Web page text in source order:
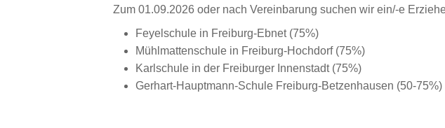
Zum 01.09.2026 oder nach Vereinbarung suchen wir ein/-e
Feyelschule in Freiburg-Ebnet (75%)
Mühlmattenschule in Freiburg-Hochdorf (75%)
Karlschule in der Freiburger Innenstadt (75%)
Gerhart-Hauptmann-Schule Freiburg-Betzenhausen (50-75%)